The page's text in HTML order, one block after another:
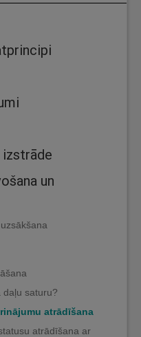
un
daļu saturu?
atrādīšana
atrādīšana ar